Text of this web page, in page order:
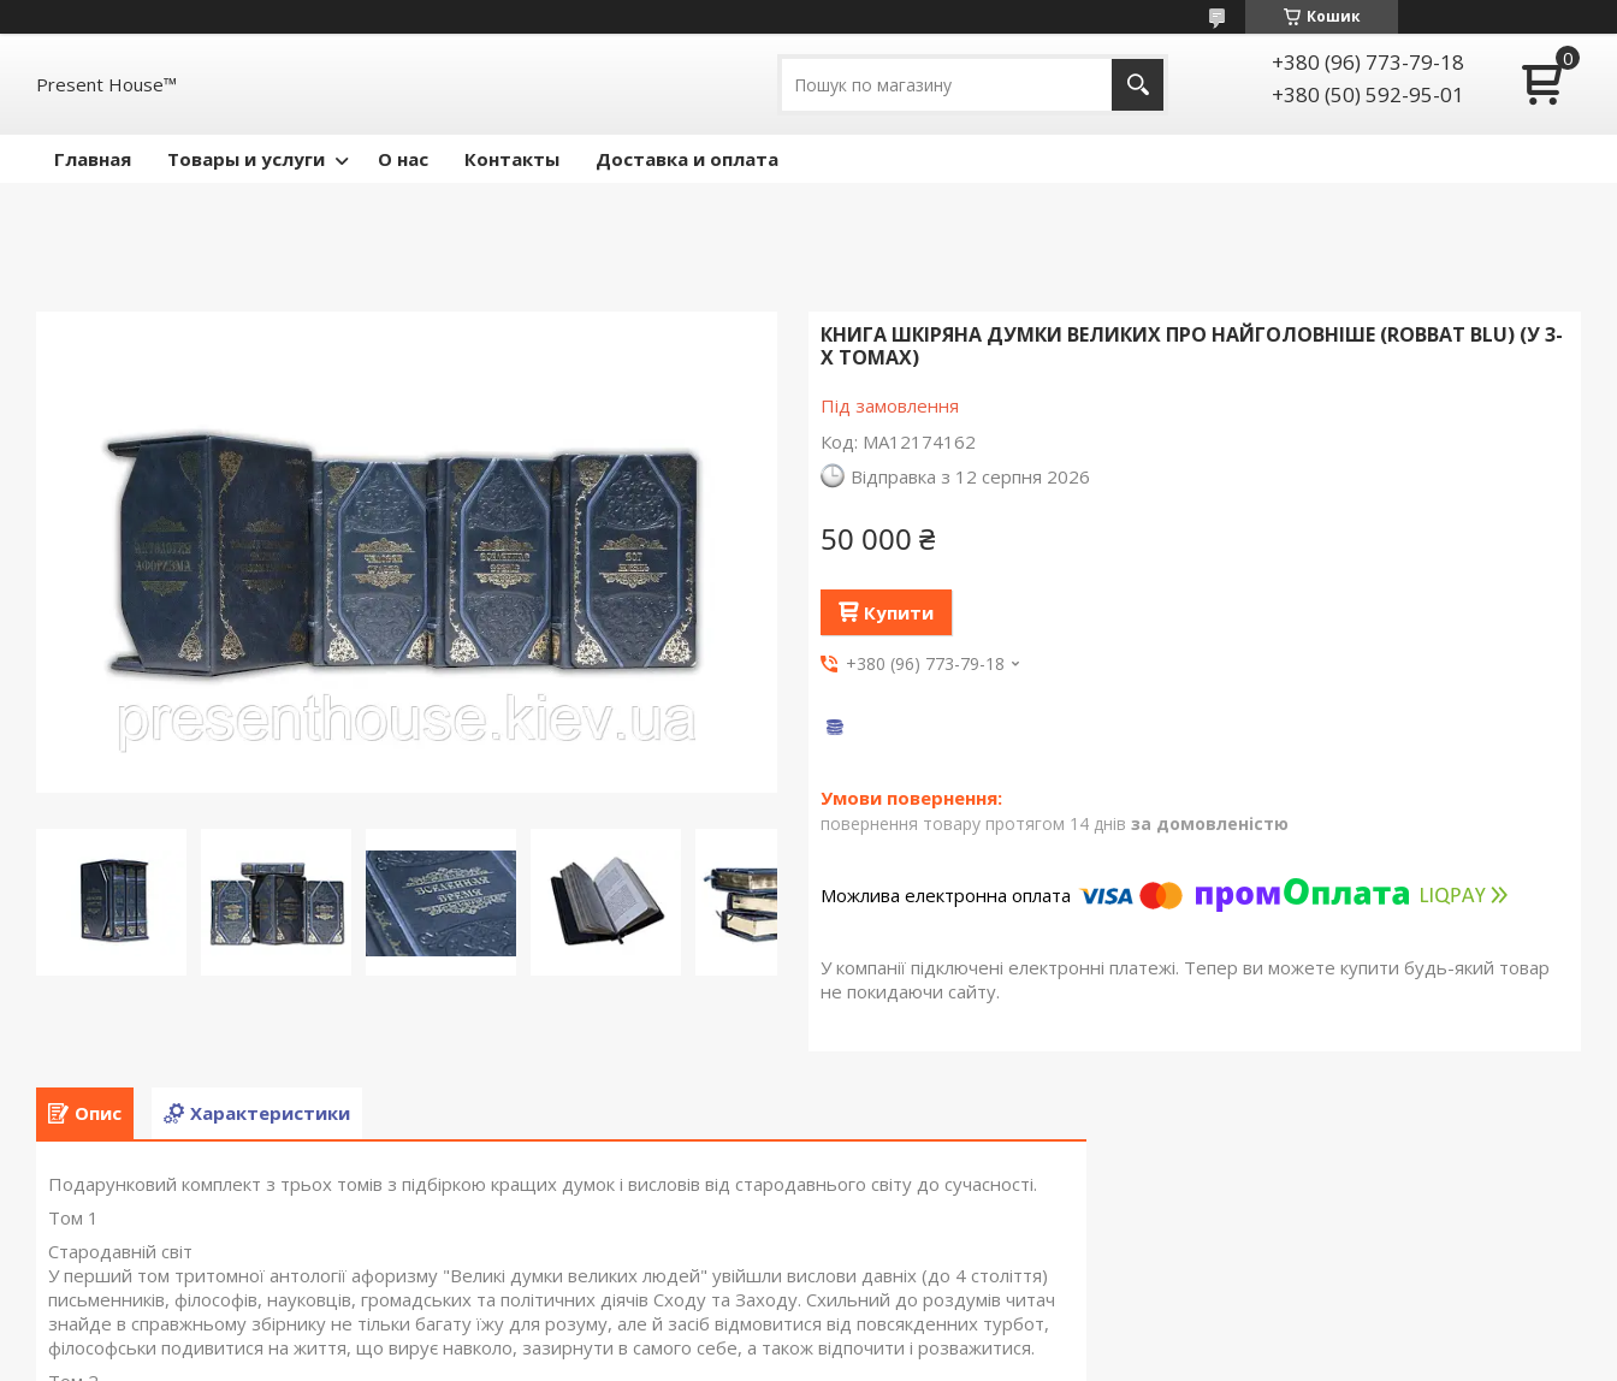
Кошик
Present House™
+380 (96) 773-79-18
+380 (50) 592-95-01
Главная Товары и услуги О нас Контакты Доставка и оплата
КНИГА ШКІРЯНА ДУМКИ ВЕЛИКИХ ПРО НАЙГОЛОВНІШЕ (ROBBAT BLU) (У 3-
Х ТОМАХ)
Під замовлення
Код: МА12174162
Відправка з 12 серпня 2026
50 000 ₴
Купити
+380 (96) 773-79-18
повернення товару протягом 14 днів за домовленістю
У компанії підключені електронні платежі. Тепер ви можете купити будь-який товар
не покидаючи сайту.
Опис Характеристики
Подарунковий комплект з трьох томів з підбіркою кращих думок і висловів від стародавнього світу до сучасності.
Том 1
Стародавній світ
У перший том тритомної антології афоризму "Великі думки великих людей" увійшли вислови давніх (до 4 століття)
письменників, філософів, науковців, громадських та політичних діячів Сходу та Заходу. Схильний до роздумів читач
знайде в справжньому збірнику не тільки багату їжу для розуму, але й засіб відмовитися від повсякденних турбот,
філософськи подивитися на життя, що вирує навколо, зазирнути в самого себе, а також відпочити і розважитися.